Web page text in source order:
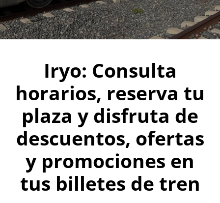
Iryo: Consulta
horarios, reserva tu
plaza y disfruta de
descuentos, ofertas
y promociones en
tus billetes de tren